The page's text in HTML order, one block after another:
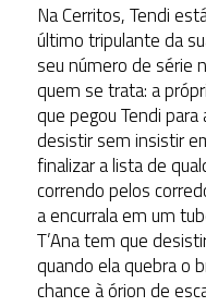
Na Cerritos, Tendi
último tripulante da
seu número de série
quem se trata: a
que pegou Tendi
desistir sem insistir
finalizar a lista de
correndo pelos
a encurrala em um
T’Ana tem que
quando ela quebra o
chance à órion de